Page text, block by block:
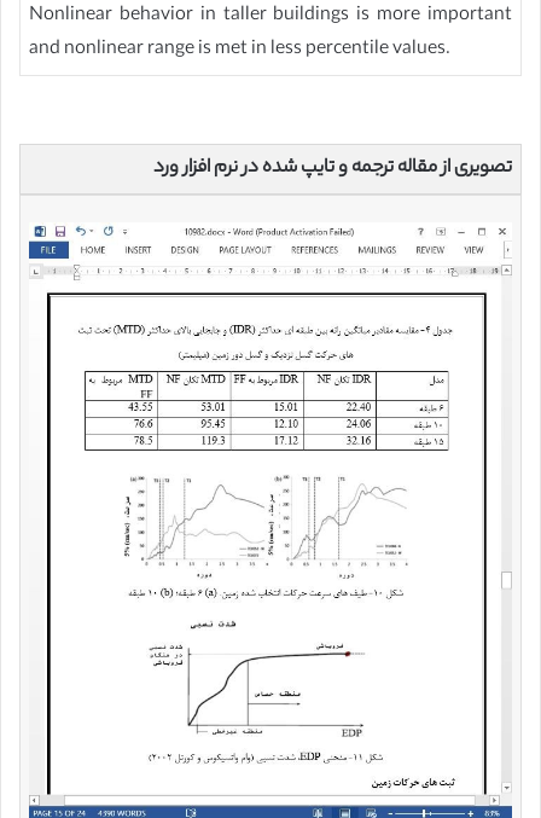
Nonlinear behavior in taller buildings is more important
and nonlinear range is met in less percentile values.
تصویری از مقاله ترجمه و تایپ شده در نرم افزار ورد